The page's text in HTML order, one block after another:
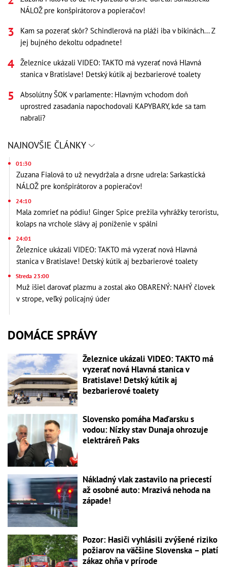
NÁLOŽ pre konšpirátorov a popieračov!
Kam sa pozerať skôr? Schindlerová na pláži iba v bikinách... Z
jej bujného dekoltu odpadnete!
Železnice ukázali VIDEO: TAKTO má vyzerať nová Hlavná
stanica v Bratislave! Detský kútik aj bezbarierové toalety
Absolútny ŠOK v parlamente: Hlavným vchodom doň
uprostred zasadania napochodovali KAPYBARY, kde sa tam
nabrali?
NAJNOVŠIE ČLÁNKY
01:30
Zuzana Fialová to už nevydržala a drsne udrela: Sarkastická
NÁLOŽ pre konšpirátorov a popieračov!
24:10
Mala zomrieť na pódiu! Ginger Spice prežila vyhrážky teroristu,
kolaps na vrchole slávy aj poníženie v spálni
24:01
Železnice ukázali VIDEO: TAKTO má vyzerať nová Hlavná
stanica v Bratislave! Detský kútik aj bezbarierové toalety
Streda 23:00
Muž išiel darovať plazmu a zostal ako OBARENÝ: NAHÝ človek
v strope, veľký policajný úder
DOMÁCE SPRÁVY
Železnice ukázali VIDEO: TAKTO má
vyzerať nová Hlavná stanica v
Bratislave! Detský kútik aj
bezbarierové toalety
Slovensko pomáha Maďarsku s
vodou: Nízky stav Dunaja ohrozuje
elektráreň Paks
Nákladný vlak zastavilo na priecestí
až osobné auto: Mrazivá nehoda na
západe!
Pozor: Hasiči vyhlásili zvýšené riziko
požiarov na väčšine Slovenska – platí
zákaz ohňa v prírode